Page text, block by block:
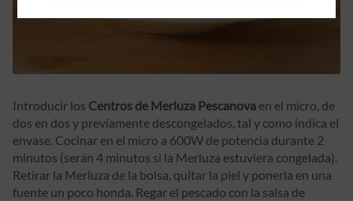
Introducir los Centros de Merluza Pescanova en el micro, de
dos en dos y previamente descongelados, tal y como indica el
envase. Cocinar en el micro a 600W de potencia durante 2
minutos (serán 4 minutos si la Merluza estuviera congelada).
Retirar la Merluza de la bolsa, quitar la piel y ponerla en una
fuente un poco honda. Regar el pescado con la salsa de